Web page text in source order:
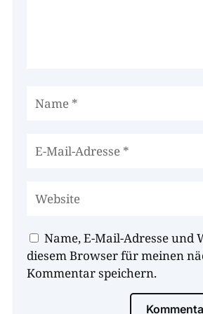
Name, E-Mail-Adresse und
diesem Browser für meinen
Kommentar speichern.